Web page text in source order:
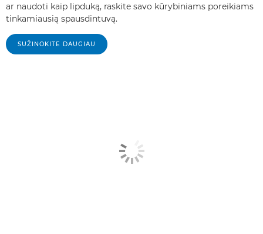
ar naudoti kaip lipduką, raskite savo kūrybiniams poreikiams
tinkamiausią spausdintuvą.
SUŽINOKITE DAUGIAU